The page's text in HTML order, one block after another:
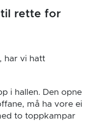
til rette for
har vi hatt
i hallen. Den opne
må ha vore ei
to toppkampar